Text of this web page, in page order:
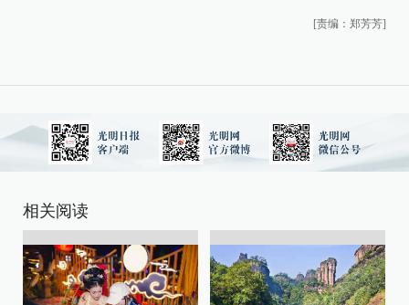
[责编：郑芳芳]
相关阅读